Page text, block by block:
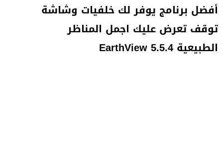
أفضل برنامج يوفر لك خلفيات وشاشة
توقف تعرض عليك اجمل المناظر
الطبيعية EarthView 5.5.4